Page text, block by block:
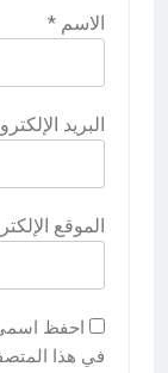
الاسم *
البريد
الموقع
احفظ
في هذا